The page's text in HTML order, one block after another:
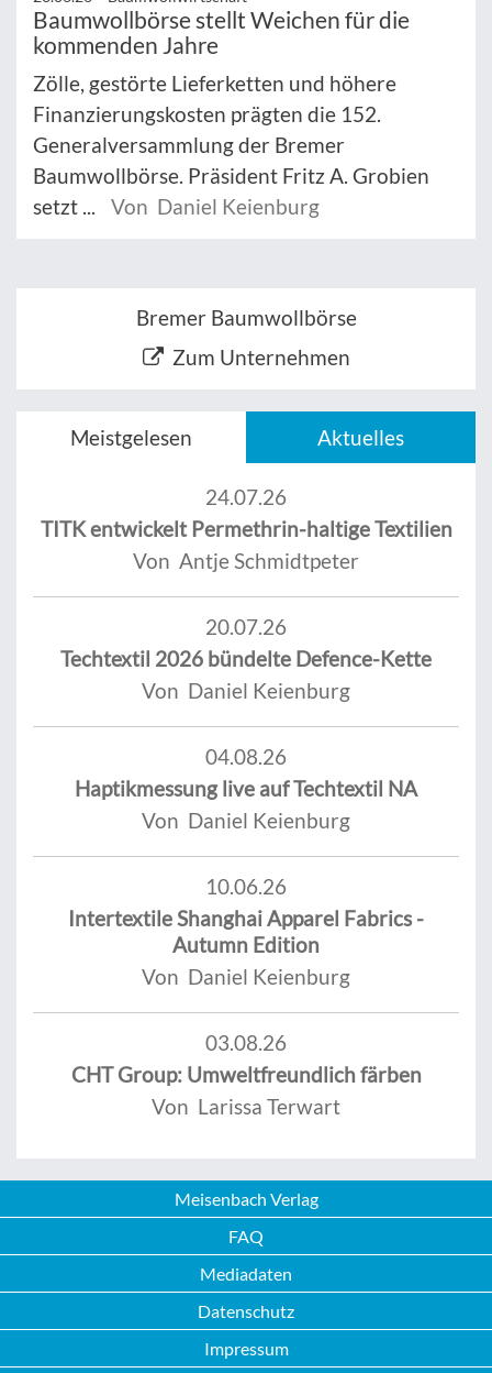
Baumwollbörse stellt Weichen für die
kommenden Jahre
Zölle, gestörte Lieferketten und höhere
Finanzierungskosten prägten die 152.
Generalversammlung der Bremer
Baumwollbörse. Präsident Fritz A. Grobien
setzt ...
Von Daniel Keienburg
Bremer Baumwollbörse
Zum Unternehmen
Meistgelesen Aktuelles
24.07.26
TITK entwickelt Permethrin-haltige Textilien
Von Antje Schmidtpeter
20.07.26
Techtextil 2026 bündelte Defence-Kette
Von Daniel Keienburg
04.08.26
Haptikmessung live auf Techtextil NA
Von Daniel Keienburg
10.06.26
Intertextile Shanghai Apparel Fabrics -
Autumn Edition
Von Daniel Keienburg
03.08.26
CHT Group: Umweltfreundlich färben
Von Larissa Terwart
Meisenbach Verlag
FAQ
Mediadaten
Datenschutz
Impressum